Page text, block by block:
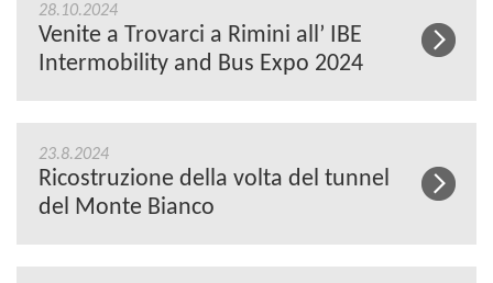
28.10.2024
Venite a Trovarci a Rimini all’ IBE
Intermobility and Bus Expo 2024
23.8.2024
Ricostruzione della volta del tunnel
del Monte Bianco